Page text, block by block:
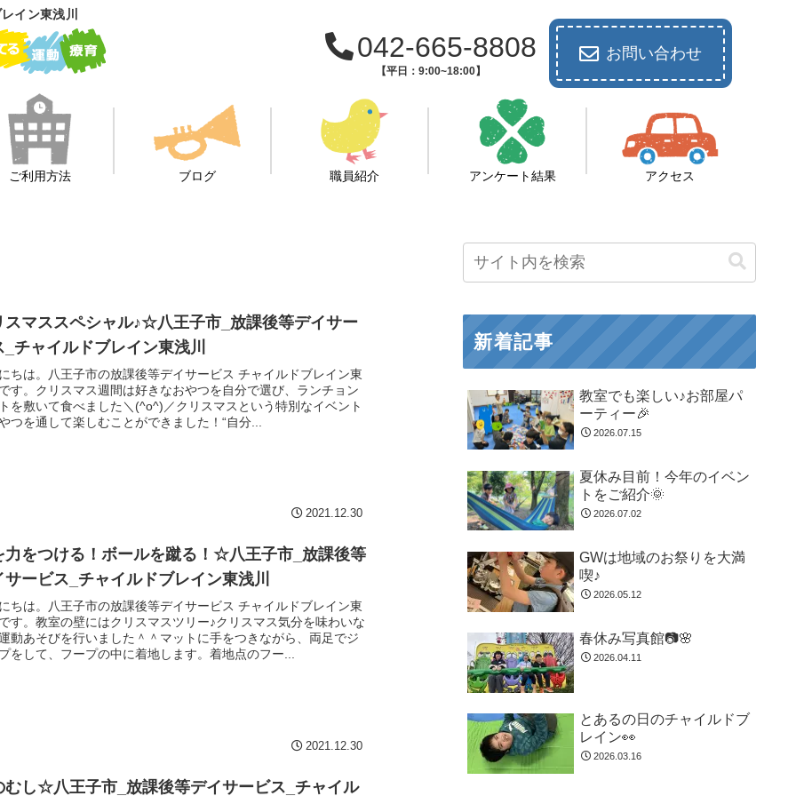
イン東浅川
042-665-8808
【平日：9:00~18:00】
お問い合わせ
ご利用方法 ブログ 職員紹介 アンケート結果 アクセス
スマススペシャル♪☆八王子市_放課後等デイサー
_チャイルドブレイン東浅川
ちは。八王子市の放課後等デイサービス チャイルドブレイン東
す。クリスマス週間は好きなおやつを自分で選び、ランチョン
を敷いて食べました＼(^o^)／クリスマスという特別なイベント
つを通して楽しむことができました！“自分...
2021.12.30
力をつける！ボールを蹴る！☆八王子市_放課後等
サービス_チャイルドブレイン東浅川
ちは。八王子市の放課後等デイサービス チャイルドブレイン東
す。教室の壁にはクリスマスツリー♪クリスマス気分を味わいな
動あそびを行いました＾＾マットに手をつきながら、両足でジ
をして、フープの中に着地します。着地点のフー...
2021.12.30
むし☆八王子市_放課後等デイサービス_チャイル
新着記事
教室でも楽しい♪お部屋パ
ーティー🎉
2026.07.15
夏休み目前！今年のイベン
トをご紹介🌞
2026.07.02
GWは地域のお祭りを大満
喫♪
2026.05.12
春休み写真館📷🌸
2026.04.11
とあるの日のチャイルドブ
レイン👀
2026.03.16